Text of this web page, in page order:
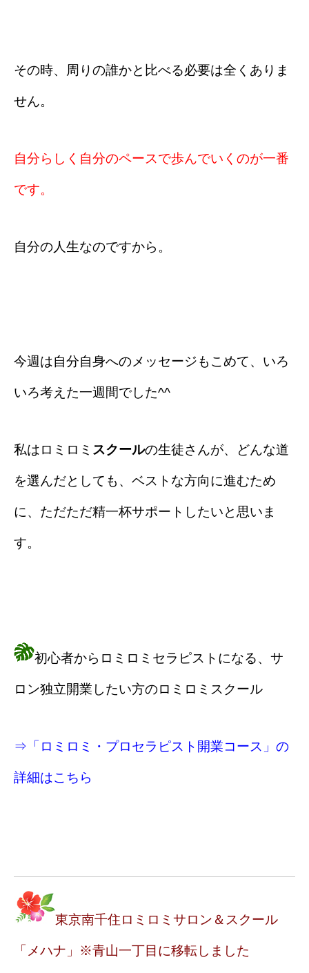
その時、周りの誰かと比べる必要は全くありま
せん。
自分らしく自分のペースで歩んでいくのが一番
です。
自分の人生なのですから。
今週は自分自身へのメッセージもこめて、いろ
いろ考えた一週間でした^^
私はロミロミ スクールの生徒さんが、どんな道
を選んだとしても、ベストな方向に進むため
に、ただただ精一杯サポートしたいと思いま
す。
初心者からロミロミセラピストになる、サ
ロン独立開業したい方のロミロミスクール
⇒「ロミロミ・プロセラピスト開業コース」の
詳細はこちら
東京南千住ロミロミサロン＆スクール
「メハナ」※青山一丁目に移転しました